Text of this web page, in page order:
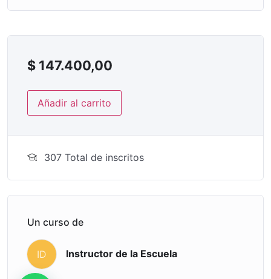
$ 147.400,00
Añadir al carrito
307 TotaI de inscritos
Un curso de
ID Instructor de la Escuela